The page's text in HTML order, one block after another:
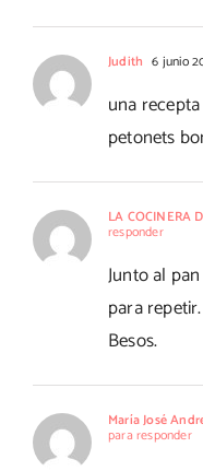
Judith 6 junio
una
petonets
LA COCINERA
responder
Junto al
para repetir.
Besos.
María José
para responder